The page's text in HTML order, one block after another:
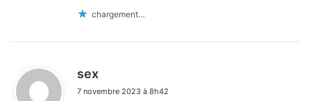
chargement…
sex
t
7 novembre 2023 à 8h42